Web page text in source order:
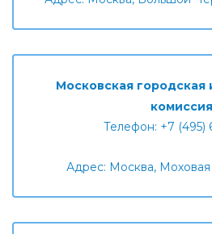
Московская городская
комиссия
Телефон: +7 (495)
Адрес: Москва, Моховая